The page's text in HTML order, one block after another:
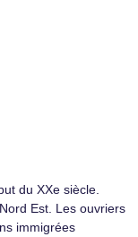
du XXe siècle.
Est. Les ouvriers
immigrées